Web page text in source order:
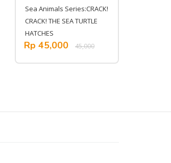
Sea Animals Series:CRACK!
CRACK! THE SEA TURTLE
HATCHES
Rp 45,000 45,000